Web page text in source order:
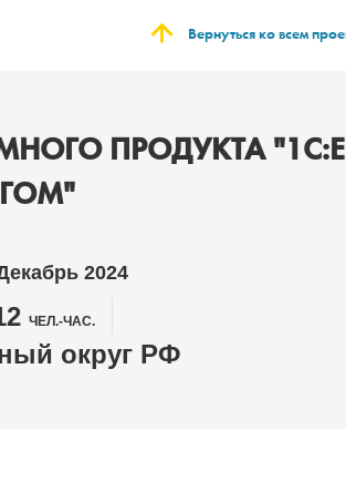
Вернуться ко всем
ПРОДУКТА
2024
ЧЕЛ.-ЧАС.
округ РФ